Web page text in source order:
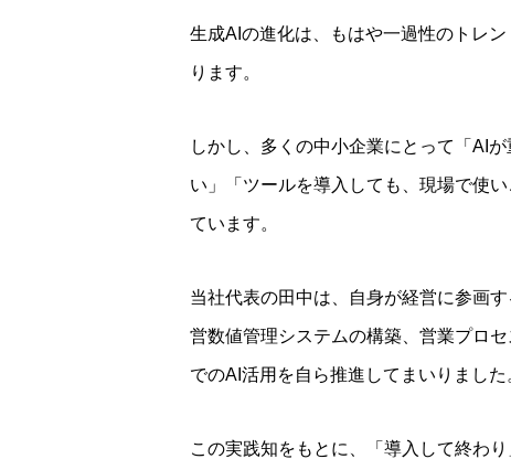
生成AIの進化は、もはや一過性のトレ
ります。
しかし、多くの中小企業にとって「AI
い」「ツールを導入しても、現場で使
ています。
当社代表の田中は、自身が経営に参画
営数値管理システムの構築、営業プロ
でのAI活用を自ら推進してまいりました
この実践知をもとに、「導入して終わ